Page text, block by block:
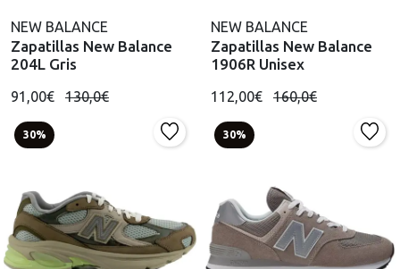
NEW BALANCE
Zapatillas New Balance
204L Gris
91,00€ 130,0€
NEW BALANCE
Zapatillas New Balance
1906R Unisex
112,00€ 160,0€
30% 30%